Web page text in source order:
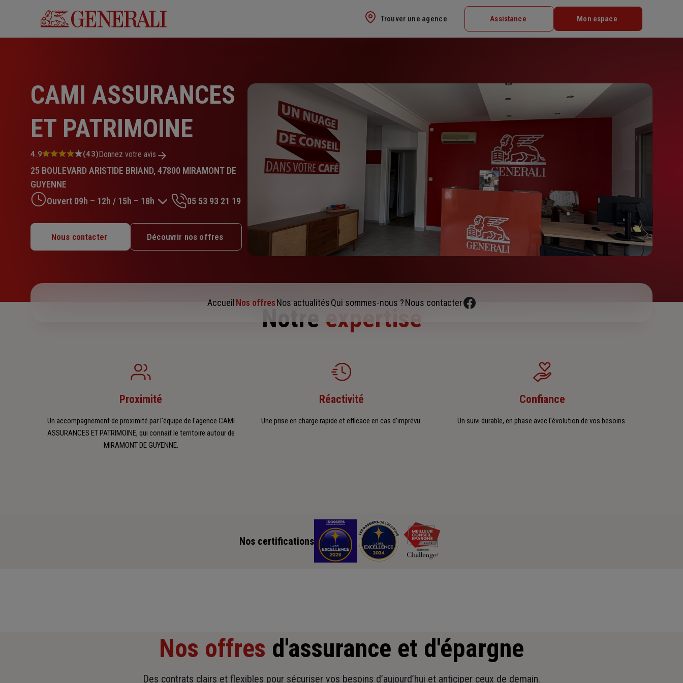
Trouver une agence Assistance Mon espace
CAMI ASSURANCES
ET PATRIMOINE
Note
4.9
sur
5
étoiles
4.9 (43)Donnez votre avis
25 BOULEVARD ARISTIDE BRIAND, 47800 MIRAMONT DE
GUYENNE
Ouvert 09h – 12h / 15h – 18h
Lundi : 09h – 12h / 14h – 18h
Mardi : 09h – 12h / 14h – 18h
Vendredi : 09h – 12h / 14h – 18h
05 53 93 21 19
Nous contacter Découvrir nos offres
Accueil Nos offresNos actualitésQui sommes-nous ?Nous contacter
Notre expertise
Proximité
Un accompagnement de proximité par l'équipe de l'agence CAMI
ASSURANCES ET PATRIMOINE, qui connait le territoire autour de
MIRAMONT DE GUYENNE.
Réactivité
Une prise en charge rapide et efficace en cas d'imprévu.
Confiance
Un suivi durable, en phase avec l'évolution de vos besoins.
Nos certifications
Nos offres d'assurance et d'épargne
Des contrats clairs et flexibles pour sécuriser vos besoins d’aujourd’hui et anticiper ceux de demain.